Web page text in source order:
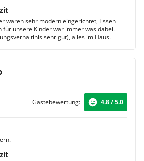
waren sehr modern eingerichtet, Essen
für unsere Kinder war immer was dabei.
sehr gut), alles im Haus.
Gästebewertung: 4.8 / 5.0